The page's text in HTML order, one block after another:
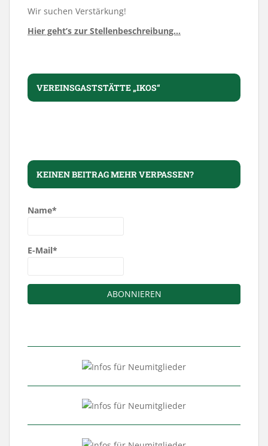
Wir suchen Verstärkung!
Hier geht’s zur Stellenbeschreibung…
VEREINSGASTSTÄTTE „IKOS“
KEINEN BEITRAG MEHR VERPASSEN?
Name*
E-Mail*